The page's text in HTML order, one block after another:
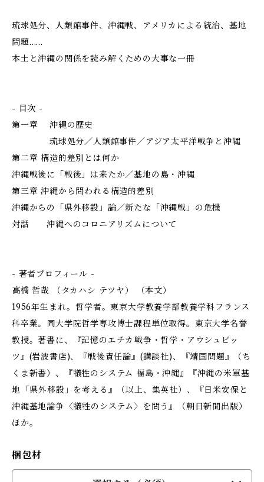
琉球処分、人類館事件、沖縄戦、アメリカによる統治、基地
問題……
本土と沖縄の関係を読み解くための大事な一冊
- 目次 -
第一章 沖縄の歴史
琉球処分／人類館事件／アジア太平洋戦争と沖縄
第二章 構造的差別とは何か
沖縄戦後に「戦後」は来たか／基地の島・沖縄
第三章 沖縄から問われる構造的差別
沖縄からの「県外移設」論／新たな「沖縄戦」の危機
対話 沖縄へのコロニアリズムについて
- 著者プロフィール -
高橋 哲哉 （タカハシ テツヤ） （本文）
1956年生まれ。哲学者。東京大学教養学部教養学科フランス
科卒業。同大学院哲学専攻博士課程単位取得。東京大学名誉
教授。著書に、『記憶のエチカ――戦争・哲学・アウシュビッ
ツ』(岩波書店)、『戦後責任論』(講談社)、『靖国問題』（ち
くま新書）、『犠牲のシステム 福島・沖縄』『沖縄の米軍基
地――「県外移設」を考える』（以上、集英社）、『日米安保と
沖縄基地論争――〈犠牲のシステム〉を問う』（朝日新聞出版）
ほか。
梱包材